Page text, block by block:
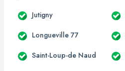
Jutigny
Longueville 77
Saint-Loup-de Naud